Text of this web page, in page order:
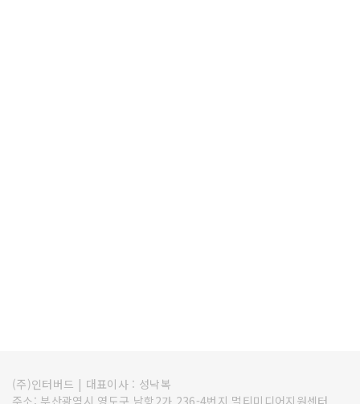
(주)인터버드 | 대표이사 : 성낙복